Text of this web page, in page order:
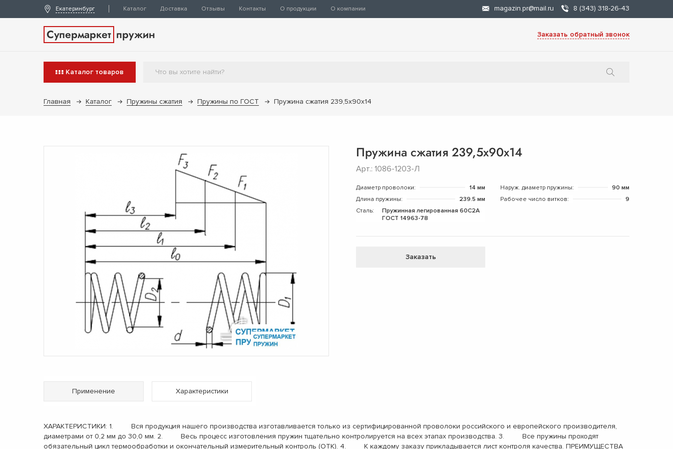
Екатеринбург Каталог Доставка Отзывы Контакты О продукции О компании magazin.pr@mail.ru 8 (343) 318-26-43
Супермаркет пружин Заказать обратный звонок
Каталог товаров
Главная Каталог Пружины сжатия Пружины по ГОСТ Пружина сжатия 239,5х90х14
Пружина сжатия 239,5х90х14
Арт.: 1086-1203-Л
Диаметр проволоки: 14 мм Наруж. диаметр пружины:
90 мм
Длина пружины:
239.5 мм Рабочее число витков:
9
Сталь:
Пружинная легированная 60С2А
ГОСТ 14963-78
Заказать
Применение Характеристики
ХАРАКТЕРИСТИКИ: 1. Вся продукция нашего производства изготавливается только из сертифицированной проволоки российского и европейского производителя,
диаметрами от 0,2 мм до 30,0 мм. 2. Весь процесс изготовления пружин тщательно контролируется на всех этапах производства. 3. Все пружины проходят
обязательный цикл термообработки и окончательный измерительный контроль (ОТК). 4. К каждому заказу прикладывается лист контроля качества. ПРЕИМУЩЕСТВА